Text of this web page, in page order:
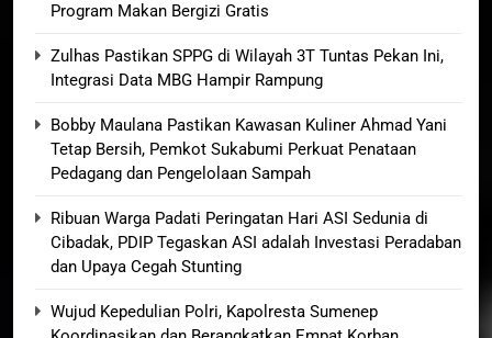
Program Makan Bergizi Gratis
Zulhas Pastikan SPPG di Wilayah 3T Tuntas Pekan Ini,
Integrasi Data MBG Hampir Rampung
Bobby Maulana Pastikan Kawasan Kuliner Ahmad Yani
Tetap Bersih, Pemkot Sukabumi Perkuat Penataan
Pedagang dan Pengelolaan Sampah
Ribuan Warga Padati Peringatan Hari ASI Sedunia di
Cibadak, PDIP Tegaskan ASI adalah Investasi Peradaban
dan Upaya Cegah Stunting
Wujud Kepedulian Polri, Kapolresta Sumenep